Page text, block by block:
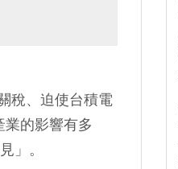
稅、迫使台積電
的影響有多
」。